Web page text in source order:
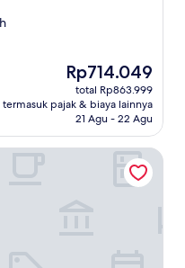
Harga
sekarang
Rp714.049
Rp714.049
total Rp863.999
termasuk pajak & biaya lainnya
21 Agu - 22 Agu